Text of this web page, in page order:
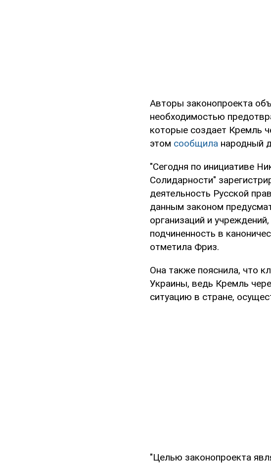
Авторы законопроекта
необходимостью
которые создает Кремль
этом сообщила народный
"Сегодня по инициативе
Солидарности"
деятельность Русской
данным законом
организаций и
подчиненность в
отметила Фриз.
Она также пояснила, что
Украины, ведь Кремль
ситуацию в стране,
"Целью законопроекта